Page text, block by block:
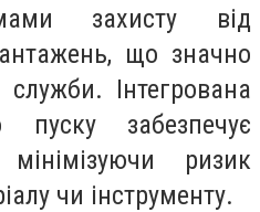
захисту від
що значно
Інтегрована
пуску забезпечує
ризик
чи інструменту.